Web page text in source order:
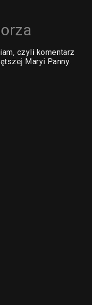
czyli komentarz
Maryi Panny.